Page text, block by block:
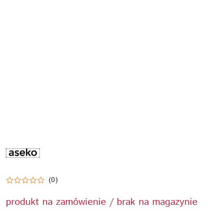
LOGO
(0)
produkt na zamówienie / brak na magazynie